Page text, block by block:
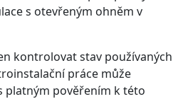
s otevřeným ohněm v
kontrolovat stav používaných
práce může
platným pověřením k této